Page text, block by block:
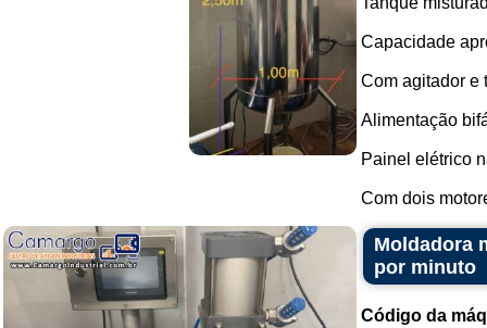
Capacidade
Com agitador e
Alimentação
Painel elétrico
Com dois
Moldadora
por minuto
Código da